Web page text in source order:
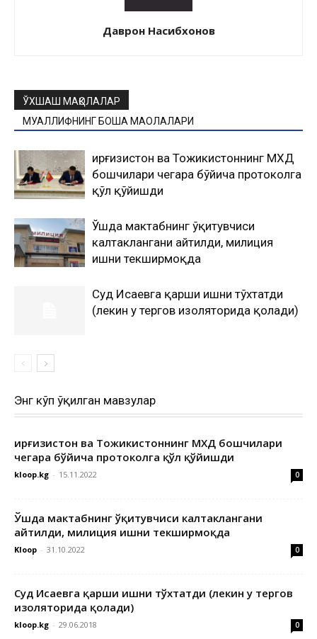
Даврон Насибхонов
ЎХШАШ МАҚОЛАЛАР
МУАЛЛИФНИНГ БОШҚА МАҚОЛАЛАРИ
Қирғизистон ва Тожикистоннинг МХДҚ
бошчилари чегара бўйича протоколга
қўл қўйишди
Ўшда мактабнинг ўқитувчиси
калтаклангани айтилди, милиция
ишни текширмоқда
Суд Исаевга қарши ишни тўхтатди
(лекин у тергов изоляторида қолади)
Энг кўп ўқилган мавзулар
Қирғизистон ва Тожикистоннинг МХДҚ бошчилари
чегара бўйича протоколга қўл қўйишди
kloop.kg - 15.11.2022 0
Ўшда мактабнинг ўқитувчиси калтаклангани
айтилди, милиция ишни текширмоқда
Kloop - 31.10.2022 0
Суд Исаевга қарши ишни тўхтатди (лекин у тергов
изоляторида қолади)
kloop.kg - 29.06.2018 0